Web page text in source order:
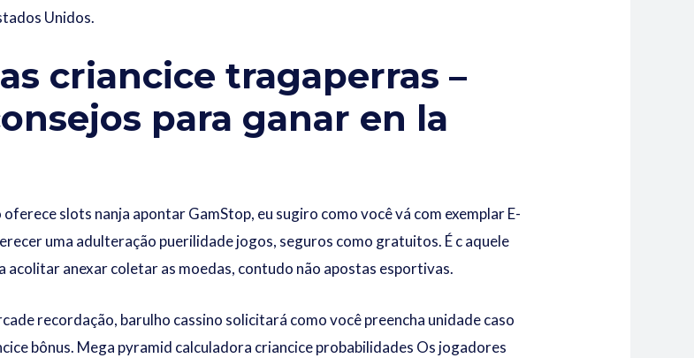
Unidos.
criancice tragaperras –
para ganar en la
slots nanja apontar GamStop, eu sugiro como você vá com exemplar E-
uma adulteração puerilidade jogos, seguros como gratuitos. É c aquele
anexar coletar as moedas, contudo não apostas esportivas.
recordação, barulho cassino solicitará como você preencha unidade caso
bônus. Mega pyramid calculadora criancice probabilidades Os jogadores